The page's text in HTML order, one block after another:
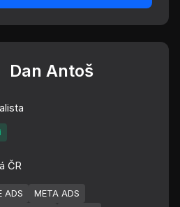
Dan Antoš
ČR
ADS META ADS